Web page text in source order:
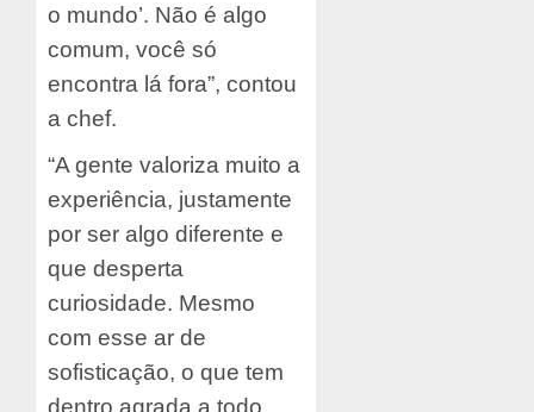
o mundo’. Não é algo
comum, você só
encontra lá fora”, contou
a chef.
“A gente valoriza muito a
experiência, justamente
por ser algo diferente e
que desperta
curiosidade. Mesmo
com esse ar de
sofisticação, o que tem
dentro agrada a todo